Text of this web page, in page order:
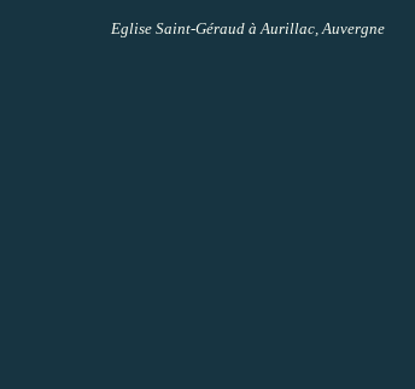
Eglise Saint-Géraud à Aurillac, Auvergne